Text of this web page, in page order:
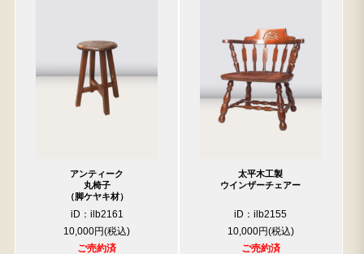
アンティーク
丸椅子
（脚ケヤキ材）
iD：ilb2161
10,000円
ご売約済
太平木工製
ウインザーチェアー
iD：ilb2155
10,000円
ご売約済